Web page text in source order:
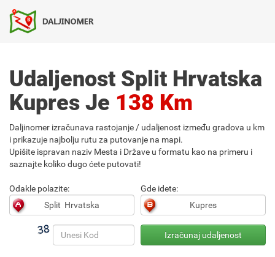
Udaljenost Split Hrvatska
Kupres Je 138 Km
Daljinomer izračunava rastojanje / udaljenost između gradova u km
i prikazuje najbolju rutu za putovanje na mapi.
Upišite ispravan naziv Mesta i Države u formatu kao na primeru i
saznajte koliko dugo ćete putovati!
Odakle polazite: Gde idete: